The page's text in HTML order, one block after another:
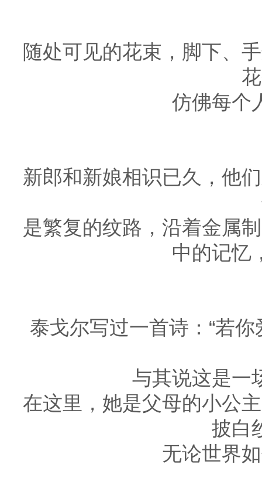
随处可见的花束，脚下、
仿佛每个
新郎和新娘相识已久，他
是繁复的纹路，沿着金属
中的记忆
泰戈尔写过一首诗：“若
与其说这是一
在这里，她是父母的小公
披白
无论世界